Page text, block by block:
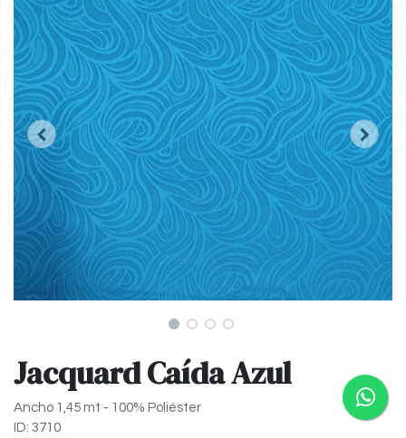
Jacquard Caída Azul
Ancho 1,45 mt - 100% Poliéster
ID: 3710